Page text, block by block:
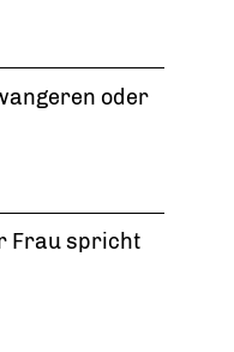
oder
Frau spricht